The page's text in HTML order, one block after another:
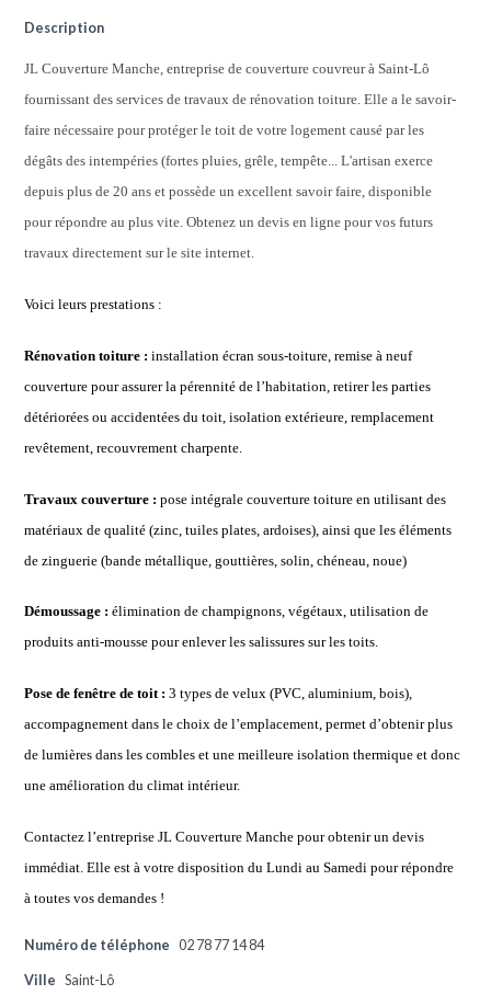
Description
JL Couverture Manche, entreprise de couverture couvreur à Saint-Lô
fournissant des services de travaux de rénovation toiture. Elle a le savoir-
faire nécessaire pour protéger le toit de votre logement causé par les
dégâts des intempéries (fortes pluies, grêle, tempête... L'artisan exerce
depuis plus de 20 ans et possède un excellent savoir faire, disponible
pour répondre au plus vite. Obtenez un devis en ligne pour vos futurs
travaux directement sur le site internet.
Voici leurs prestations :
Rénovation toiture : installation écran sous-toiture, remise à neuf
couverture pour assurer la pérennité de l’habitation, retirer les parties
détériorées ou accidentées du toit, isolation extérieure, remplacement
revêtement, recouvrement charpente.
Travaux couverture : pose intégrale couverture toiture en utilisant des
matériaux de qualité (zinc, tuiles plates, ardoises), ainsi que les éléments
de zinguerie (bande métallique, gouttières, solin, chéneau, noue)
Démoussage : élimination de champignons, végétaux, utilisation de
produits anti-mousse pour enlever les salissures sur les toits.
Pose de fenêtre de toit : 3 types de velux (PVC, aluminium, bois),
accompagnement dans le choix de l’emplacement, permet d’obtenir plus
de lumières dans les combles et une meilleure isolation thermique et donc
une amélioration du climat intérieur.
Contactez l’entreprise JL Couverture Manche pour obtenir un devis
immédiat. Elle est à votre disposition du Lundi au Samedi pour répondre
à toutes vos demandes !
Numéro de téléphone 02 78 77 14 84
Ville Saint-Lô